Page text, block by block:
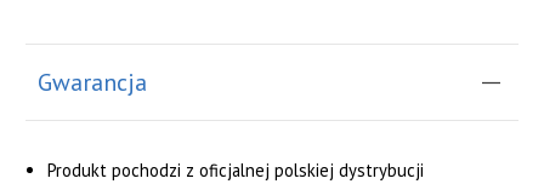
Gwarancja
Produkt pochodzi z oficjalnej polskiej dystrybucji